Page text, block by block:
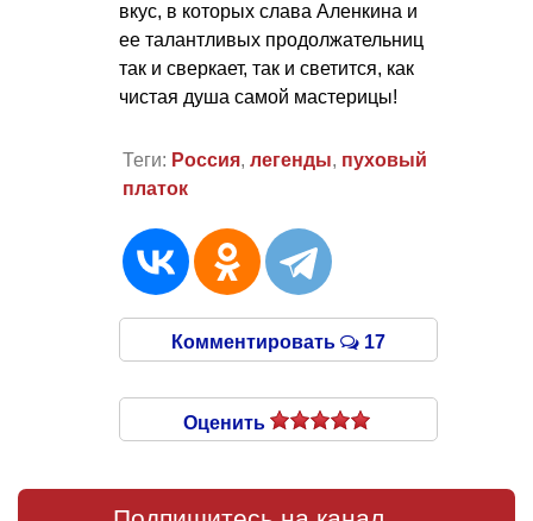
вкус, в которых слава Аленкина и
ее талантливых продолжательниц
так и сверкает, так и светится, как
чистая душа самой мастерицы!
Теги: Россия, легенды, пуховый
платок
Комментировать 17
Оценить